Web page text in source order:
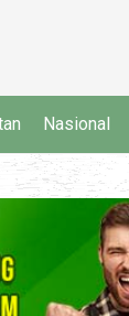
Nasional